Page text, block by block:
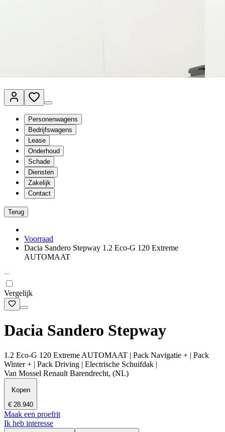
Personenwagens
Bedrijfswagens
Lease
Onderhoud
Schade
Diensten
Zakelijk
Contact
Terug
Voorraad
Dacia Sandero Stepway 1.2 Eco-G 120 Extreme
AUTOMAAT
Vergelijk
Dacia Sandero Stepway
1.2 Eco-G 120 Extreme AUTOMAAT | Pack Navigatie + | Pack
Winter + | Pack Driving | Electrische Schuifdak |
Van Mossel Renault Barendrecht, (NL)
Kopen
€ 28.940
Maak een proefrit
Ik heb interesse